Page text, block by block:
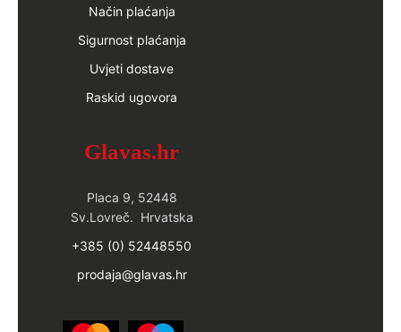
Način plaćanja
Sigurnost plaćanja
Uvjeti dostave
Raskid ugovora
Glavas.hr
Placa 9, 52448
Sv.Lovreč. Hrvatska
+385 (0) 52448550
prodaja@glavas.hr